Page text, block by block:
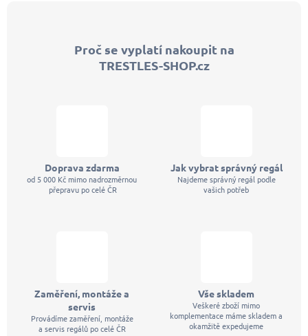
Proč se vyplatí nakoupit na
TRESTLES-SHOP.cz
Doprava zdarma
od 5 000 Kč mimo nadrozměrnou
přepravu po celé ČR
Jak vybrat správný regál
Najdeme správný regál podle
vašich potřeb
Zaměření, montáže a
servis
Provádíme zaměření, montáže
a servis regálů po celé ČR
Vše skladem
Veškeré zboží mimo
komplementace máme skladem a
okamžitě expedujeme